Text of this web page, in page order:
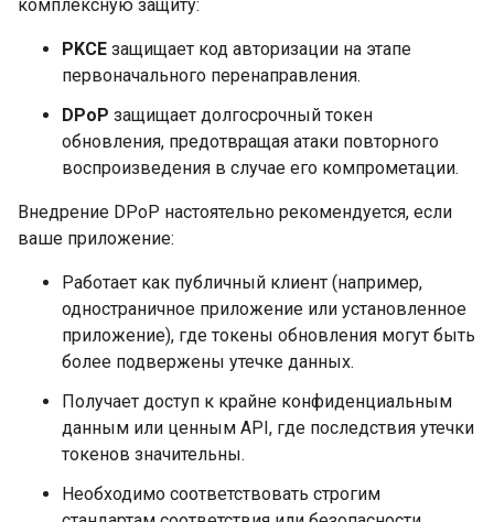
комплексную защиту:
PKCE защищает код авторизации на этапе
первоначального перенаправления.
DPoP защищает долгосрочный токен
обновления, предотвращая атаки повторного
воспроизведения в случае его компрометации.
Внедрение DPoP настоятельно рекомендуется, если
ваше приложение:
Работает как публичный клиент (например,
одностраничное приложение или установленное
приложение), где токены обновления могут быть
более подвержены утечке данных.
Получает доступ к крайне конфиденциальным
данным или ценным API, где последствия утечки
токенов значительны.
Необходимо соответствовать строгим